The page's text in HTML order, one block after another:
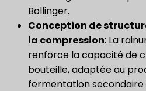
Bollinger.
Conception de
la compression: La
renforce la capacité de
bouteille, adaptée au
fermentation secondaire